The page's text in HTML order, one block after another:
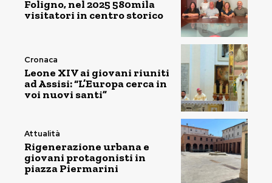
Foligno, nel 2025 580mila
visitatori in centro storico
Cronaca
Leone XIV ai giovani riuniti
ad Assisi: “L’Europa cerca in
voi nuovi santi”
Attualità
Rigenerazione urbana e
giovani protagonisti in
piazza Piermarini